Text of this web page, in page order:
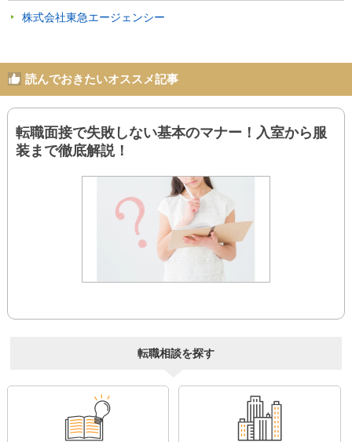
株式会社東急エージェンシー
読んでおきたいオススメ記事
転職面接で失敗しない基本のマナー！入室から服
装まで徹底解説！
転職相談を探す